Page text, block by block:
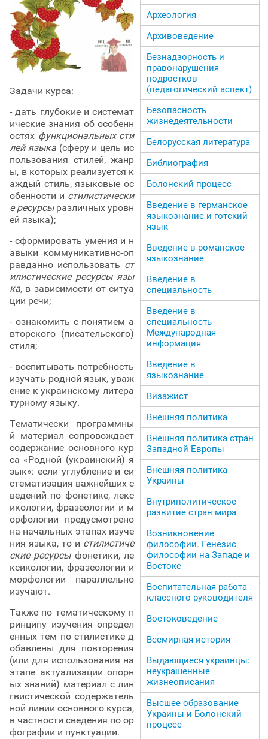
Задачи курса:
- дать глубокие и системат
ические знания об особенн
остях функциональных сти
лей языка(сферу и цель ис
пользования стилей, жанр
ы, в которых реализуется к
аждый стиль, языковые ос
обенности и стилистически
е ресурсыразличных уровн
ей языка);
- сформировать умения и н
авыки коммуникативно-оп
равданно использовать ст
илистические ресурсы язы
ка, в зависимости от ситуа
ции речи;
- ознакомить с понятием а
вторского (писательского)
стиля;
- воспитывать потребность
изучать родной язык, уваж
ение к украинскому литера
турному языку.
Тематически программны
й материал сопровождает
содержание основного кур
са «Родной (украинский) я
зык»: если углубление и си
стематизация важнейших с
ведений по фонетике, лекс
икологии, фразеологии и м
орфологии предусмотрено
на начальных этапах изуче
ния языка, то и стилистиче
ские ресурсыфонетики, ле
ксикологии, фразеологии и
морфологии параллельно
изучают.
Также по тематическому п
ринципу изучения определ
енных тем по стилистике д
обавлены для повторения
(или для использования на
этапе актуализации опорн
ых знаний) материал с лин
гвистической содержатель
ной линии основного курса,
в частности сведения по ор
фографии и пунктуации.
Археология
Архивоведение
Безнадзорность и
правонарушения
подростков
(педагогический аспект)
Безопасность
жизнедеятельности
Белорусская литература
Библиография
Болонский процесс
Введение в германское
языкознание и готский
язык
Введение в романское
языкознание
Введение в
специальность
Введение в
специальность
Международная
информация
Введение в
языкознание
Визажист
Внешняя политика
Внешняя политика стран
Западной Европы
Внешняя политика
Украины
Внутриполитическое
развитие стран мира
Возникновение
философии. Генезис
философии на Западе и
Востоке
Воспитательная работа
классного руководителя
Востоковедение
Всемирная история
Выдающиеся украинцы:
неукрашенные
жизнеописания
Высшее образование
Украины и Болонский
процесс